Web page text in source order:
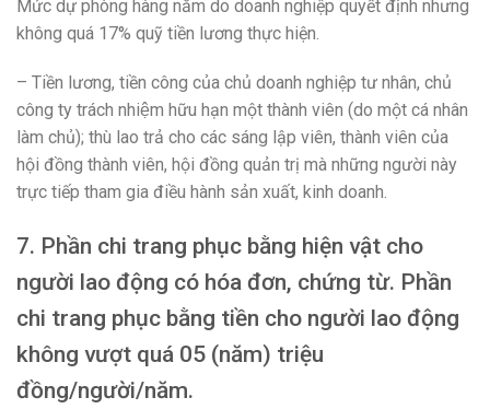
Mức dự phòng hàng năm do doanh nghiệp quyết định nhưng
không quá 17% quỹ tiền lương thực hiện.
– Tiền lương, tiền công của chủ doanh nghiệp tư nhân, chủ
công ty trách nhiệm hữu hạn một thành viên (do một cá nhân
làm chủ); thù lao trả cho các sáng lập viên, thành viên của
hội đồng thành viên, hội đồng quản trị mà những người này
trực tiếp tham gia điều hành sản xuất, kinh doanh.
7. Phần chi trang phục bằng hiện vật cho
người lao động có hóa đơn, chứng từ. Phần
chi trang phục bằng tiền cho người lao động
không vượt quá 05 (năm) triệu
đồng/người/năm.